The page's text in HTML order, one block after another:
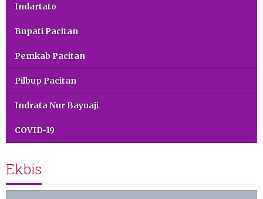
Indartato
Bupati Pacitan
Pemkab Pacitan
Pilbup Pacitan
Indrata Nur Bayuaji
COVID-19
Ekbis